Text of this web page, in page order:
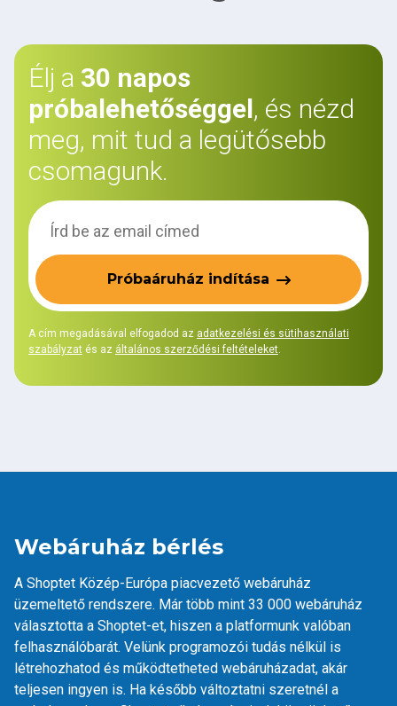
Élj a 30 napos
próbalehetőséggel, és nézd
meg, mit tud a legütősebb
csomagunk.
Próbaáruház indítása
A cím megadásával elfogadod az adatkezelési és sütihasználati
szabályzat és az általános szerződési feltételeket.
Webáruház bérlés
A Shoptet Közép-Európa piacvezető webáruház
üzemeltető rendszere. Már több mint 33 000 webáruház
választotta a Shoptet-et, hiszen a platformunk valóban
felhasználóbarát. Velünk programozói tudás nélkül is
létrehozhatod és működtetheted webáruházadat, akár
teljesen ingyen is. Ha később változtatni szeretnél a